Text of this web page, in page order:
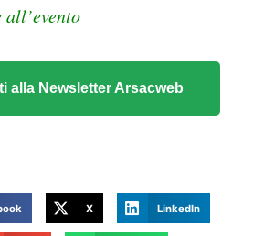
alla Newsletter Arsacweb
X LinkedIn